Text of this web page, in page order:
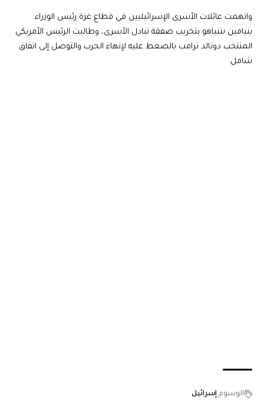
واتهمت عائلات الأسرى الإسرائيليين في قطاع غزة رئيس الوزراء
بنيامين نتنياهو بتخريب صفقة تبادل الأسرى، وطالبت الرئيس الأمريكي
المنتخب دونالد ترامب بالضغط عليه لإنهاء الحرب والتوصل إلى اتفاق
شامل.
الوسوم إسرائيل